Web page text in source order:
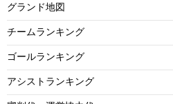
グランド地図
チームランキング
ゴールランキング
アシストランキング